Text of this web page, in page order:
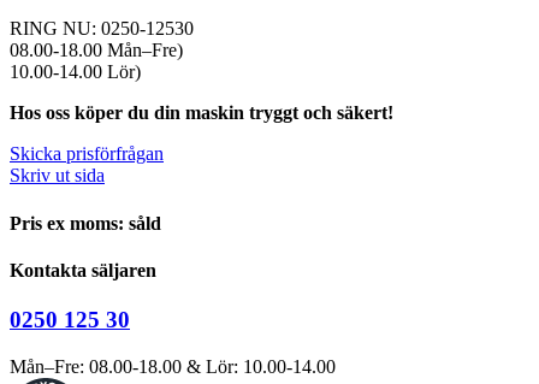
RING NU: 0250-12530
08.00-18.00 Mån–Fre)
10.00-14.00 Lör)
Hos oss köper du din maskin tryggt och säkert!
Skicka prisförfrågan
Skriv ut sida
Pris ex moms: såld
Kontakta säljaren
0250 125 30
Mån–Fre: 08.00-18.00 & Lör: 10.00-14.00